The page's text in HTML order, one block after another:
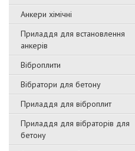
Анкери хімічні
Приладдя для встановлення
анкерів
Віброплити
Вібратори для бетону
Приладдя для віброплит
Приладдя для вібраторів для
бетону